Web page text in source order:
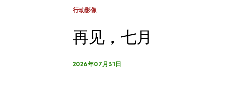
行动影像
再见，七月
2026年07月31日